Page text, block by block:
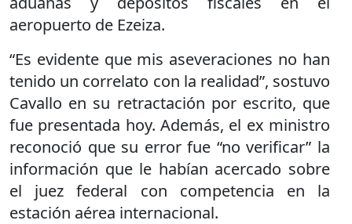
aeropuerto de Ezeiza.
“Es evidente que mis aseveraciones no han
tenido un correlato con la realidad”, sostuvo
Cavallo en su retractación por escrito, que
fue presentada hoy. Además, el ex ministro
reconoció que su error fue “no verificar” la
información que le habían acercado sobre
el juez federal con competencia en la
estación aérea internacional.